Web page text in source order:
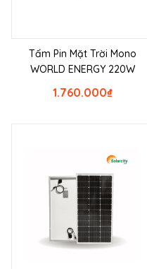
Tấm Pin Mặt Trời Mono
WORLD ENERGY 220W
₫
1.760.000